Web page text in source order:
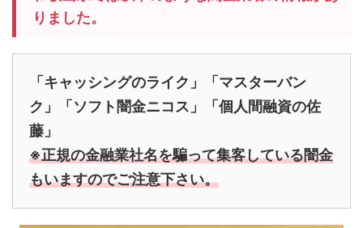
りました。
「キャッシングのライク」「マスターバン
ク」「ソフト闇金ニコス」「個人間融資の佐
藤」
※正規の金融業社名を騙って集客している闇金
もいますのでご注意下さい。